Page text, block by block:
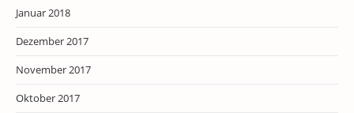
Januar 2018
Dezember 2017
November 2017
Oktober 2017